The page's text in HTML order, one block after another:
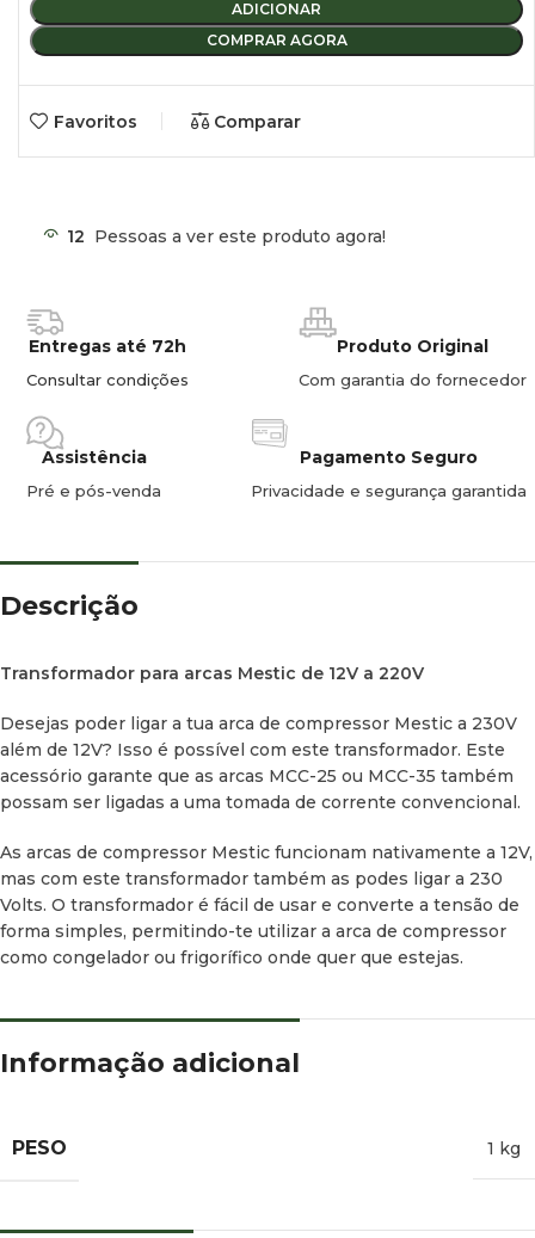
12V, mas com este transformador também as podes ligar a
230 Volts. O transformador é fácil de usar e converte a
tensão de forma simples, permitindo-te utilizar a arca de
compressor como congelador ou frigorífico onde quer que
estejas.
ADICIONAR
COMPRAR AGORA
Favoritos Comparar
12 Pessoas a ver este produto agora!
Entregas até 72h
Consultar condições
Produto Original
Com garantia do fornecedor
Assistência
Pré e pós-venda
Pagamento Seguro
Privacidade e segurança garantida
Descrição
Transformador para arcas Mestic de 12V a 220V
Desejas poder ligar a tua arca de compressor Mestic a 230V
além de 12V? Isso é possível com este transformador. Este
acessório garante que as arcas MCC-25 ou MCC-35 também
possam ser ligadas a uma tomada de corrente convencional.
As arcas de compressor Mestic funcionam nativamente a 12V,
mas com este transformador também as podes ligar a 230
Volts. O transformador é fácil de usar e converte a tensão de
forma simples, permitindo-te utilizar a arca de compressor
como congelador ou frigorífico onde quer que estejas.
Informação adicional
PESO 1 kg